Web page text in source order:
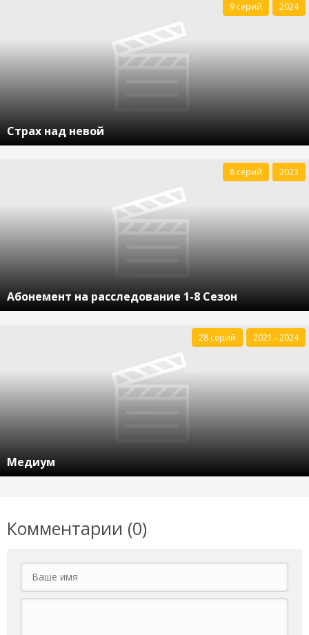
Страх над невой
9 серий 2024
Абонемент на расследование 1-8 Сезон
8 серий 2023
Медиум
28 серий 2021 - 2024
Комментарии (0)